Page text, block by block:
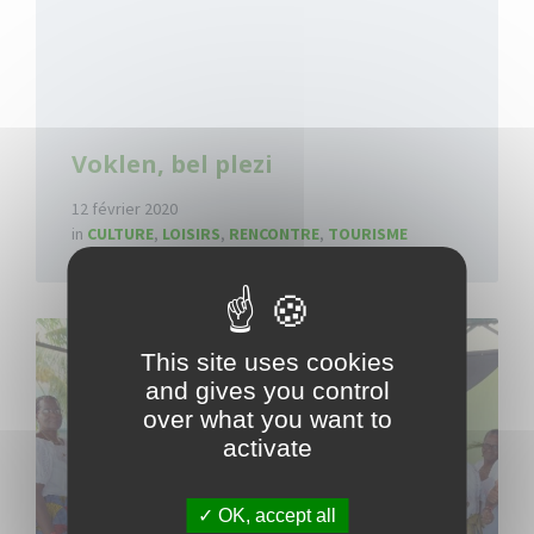
Voklen, bel plezi
12 février 2020
in CULTURE, LOISIRS, RENCONTRE, TOURISME
Read
More
This site uses cookies
and gives you control
over what you want to
activate
OK, accept all